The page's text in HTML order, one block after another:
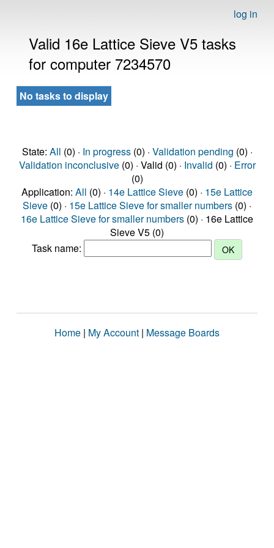
log in
Valid 16e Lattice Sieve V5 tasks
for computer 7234570
No tasks to display
State: All (0) · In progress(0) · Validation pending (0) ·
Validation inconclusive(0) · Valid (0) · Invalid (0) · Error
(0)
Application: All (0) · 14e Lattice Sieve (0) · 15e Lattice
Sieve (0) · 15e Lattice Sieve for smaller numbers (0) ·
16e Lattice Sieve for smaller numbers (0) · 16e Lattice
Sieve V5 (0)
Task name:
Home | My Account | Message Boards